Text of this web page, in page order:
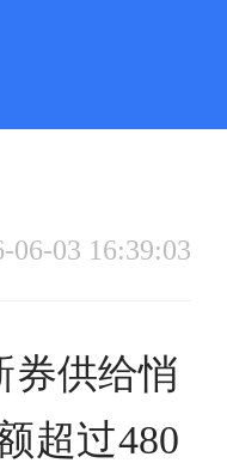
06-03 16:39:03
券供给悄
超过480